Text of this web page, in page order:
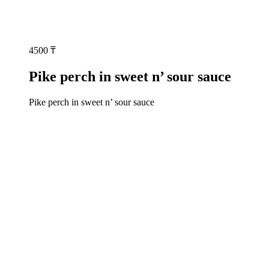
4500 ₸
Pike perch in sweet n’ sour sauce
Pike perch in sweet n’ sour sauce